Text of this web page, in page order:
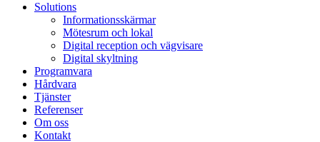
Solutions
Informationsskärmar
Mötesrum och lokal
Digital reception och vägvisare
Digital skyltning
Programvara
Hårdvara
Tjänster
Referenser
Om oss
Kontakt